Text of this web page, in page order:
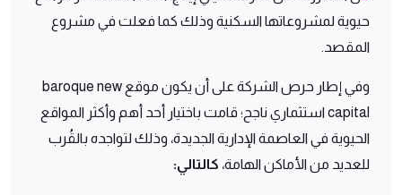
حيوية لمشروعاتها السكنية وذلك كما فعلت في مشروع
المقصد.
وفي إطار حرص الشركة على أن يكون موقع baroque new
capital استثماري ناجح؛ قامت باختيار أحد أهم وأكثر المواقع
الحيوية في العاصمة الإدارية الجديدة، وذلك لتواجده بالقُرب
للعديد من الأماكن الهامة، كالتالي: